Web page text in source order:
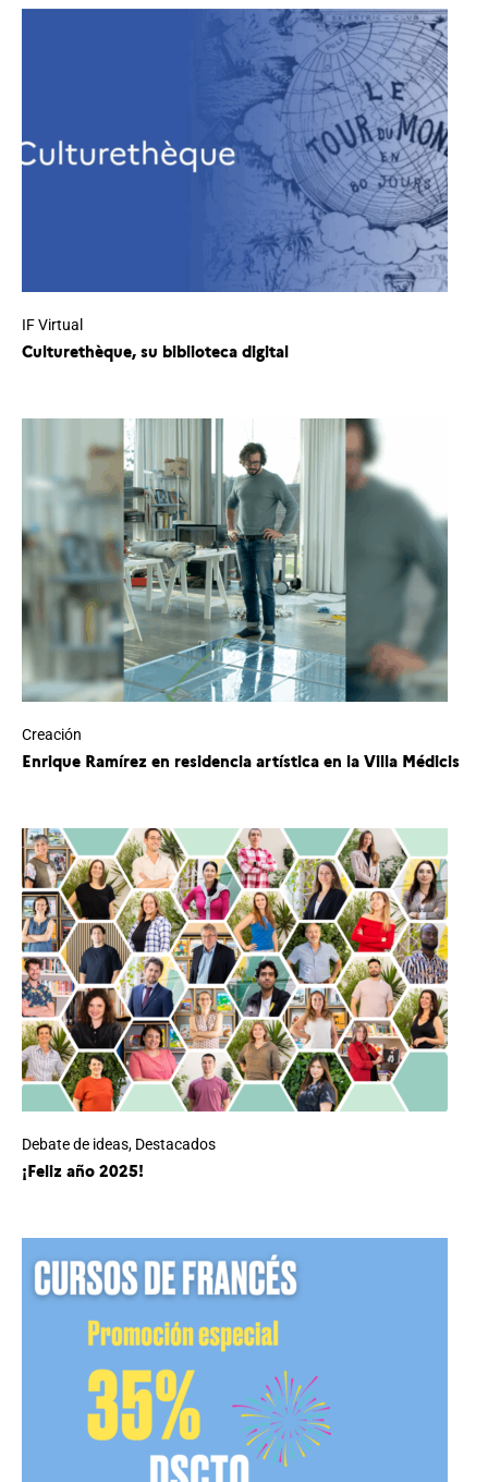
IF Virtual
Culturethèque, su biblioteca digital
Creación
Enrique Ramírez en residencia artística en la Villa Médicis
Debate de ideas, Destacados
¡Feliz año 2025!